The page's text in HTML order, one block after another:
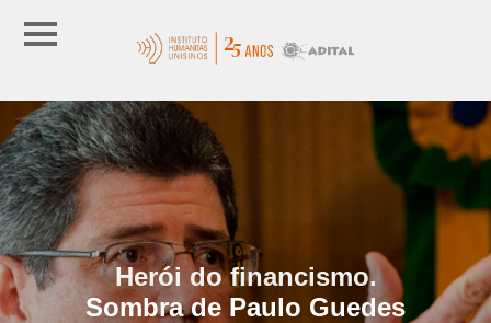
Herói do financismo.
Sombra de Paulo Guedes